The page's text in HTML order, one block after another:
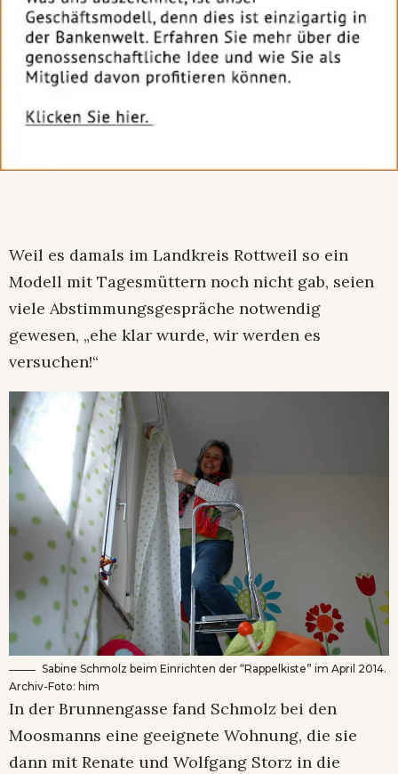
Weil es damals im Landkreis Rottweil so ein
Modell mit Tagesmüttern noch nicht gab, seien
viele Abstimmungsgespräche notwendig
gewesen, „ehe klar wurde, wir werden es
versuchen!“
Sabine Schmolz beim Einrichten der “Rappelkiste” im April 2014.
Archiv-Foto: him
In der Brunnengasse fand Schmolz bei den
Moosmanns eine geeignete Wohnung, die sie
dann mit Renate und Wolfgang Storz in die